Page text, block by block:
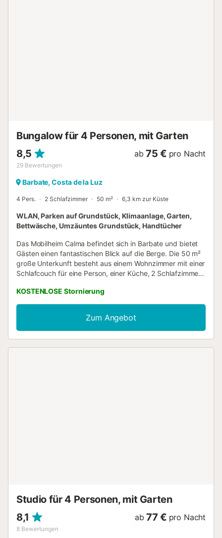
Bungalow für 4 Personen, mit Garten
8,5
29 Bewertungen
ab 75 € pro Nacht
Barbate, Costa de la Luz
4 Pers. 2 Schlafzimmer 50 m² 6,3 km zur Küste
WLAN, Parken auf Grundstück, Klimaanlage, Garten,
Bettwäsche, Umzäuntes Grundstück, Handtücher
Das Mobilheim Calma befindet sich in Barbate und bietet
Gästen einen fantastischen Blick auf die Berge. Die 50 m²
große Unterkunft besteht aus einem Wohnzimmer mit einer
Schlafcouch für eine Person, einer Küche, 2 Schlafzimmern
Zur Ausstattung gehören außerdem Wi-Fi mit einem
eigenen Arbeitsplatz für Homeoffice, eine Klimaanlage im
Wohnzimmer sowie ein Ventilator. Dieses Ferienhaus bietet
einen privaten Außenbereich mit einem Garten, einem Grill
und einer Außendusche. Die Gäste können auch einen
KOSTENLOSE Stornierung
Zum Angebot
Studio für 4 Personen, mit Garten
8,1
8 Bewertungen
ab 77 € pro Nacht